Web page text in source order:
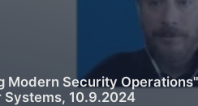
Modern Security
Systems, 10.9.2024